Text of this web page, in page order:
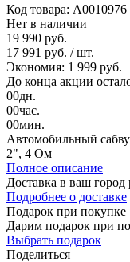
Код товара: А0010976
Нет в наличии
19 990 руб.
17 991 руб. / шт.
Экономия: 1 999 руб.
До конца акции
00дн.
00час.
00мин.
Автомобильный
2", 4 Ом
Полное описание
Доставка в ваш город
Подробнее о доставке
Подарок при покупке
Дарим подарок при
Выбрать подарок
Поделиться